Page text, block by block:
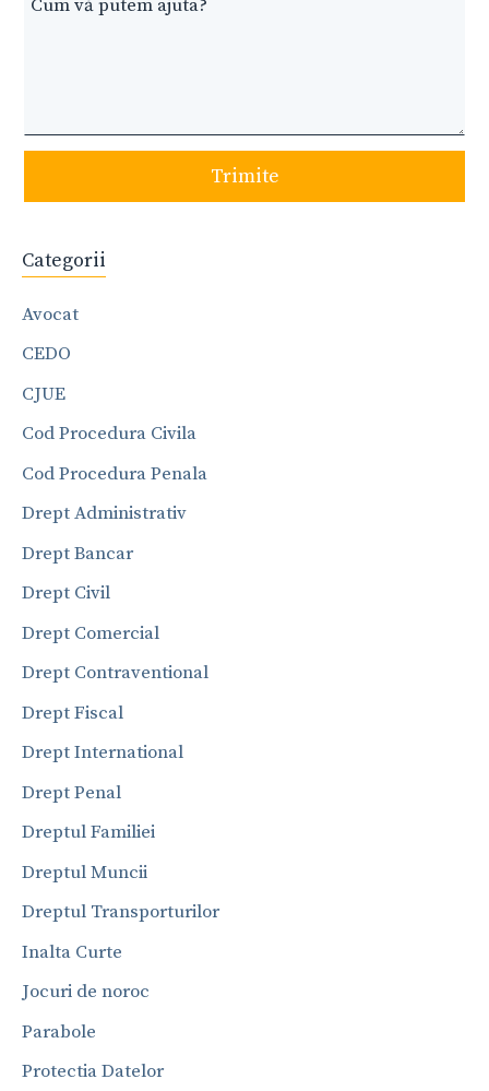
Trimite
Categorii
Avocat
CEDO
CJUE
Cod Procedura Civila
Cod Procedura Penala
Drept Administrativ
Drept Bancar
Drept Civil
Drept Comercial
Drept Contraventional
Drept Fiscal
Drept International
Drept Penal
Dreptul Familiei
Dreptul Muncii
Dreptul Transporturilor
Inalta Curte
Jocuri de noroc
Parabole
Protectia Datelor